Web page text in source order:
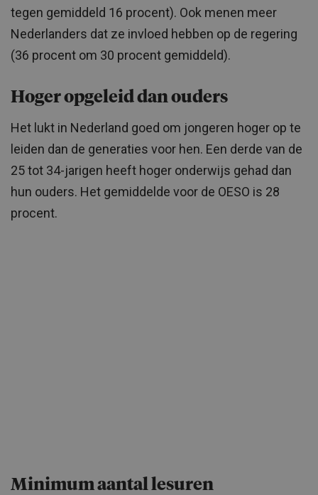
tegen gemiddeld 16 procent). Ook menen meer
Nederlanders dat ze invloed hebben op de regering
(36 procent om 30 procent gemiddeld).
Hoger opgeleid dan ouders
Het lukt in Nederland goed om jongeren hoger op te
leiden dan de generaties voor hen. Een derde van de
25 tot 34-jarigen heeft hoger onderwijs gehad dan
hun ouders. Het gemiddelde voor de OESO is 28
procent.
Minimum aantal lesuren